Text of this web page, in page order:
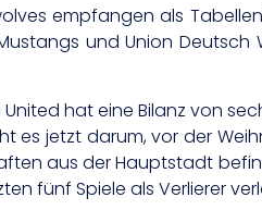
empfangen als
und Union Deutsch
hat eine Bilanz von
es jetzt darum, vor der
aus der Hauptstadt
fünf Spiele als Verlierer